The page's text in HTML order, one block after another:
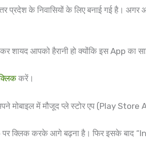
प्रदेश के निवासियों के लिए बनाई गई है।
शायद आपको हैरानी हो क्योंकि इस App का
करें।
मोबाइल में मौजूद प्ले स्टोर एप (Play
क्लिक करके आगे बढ़ना है। फिर इसके बाद